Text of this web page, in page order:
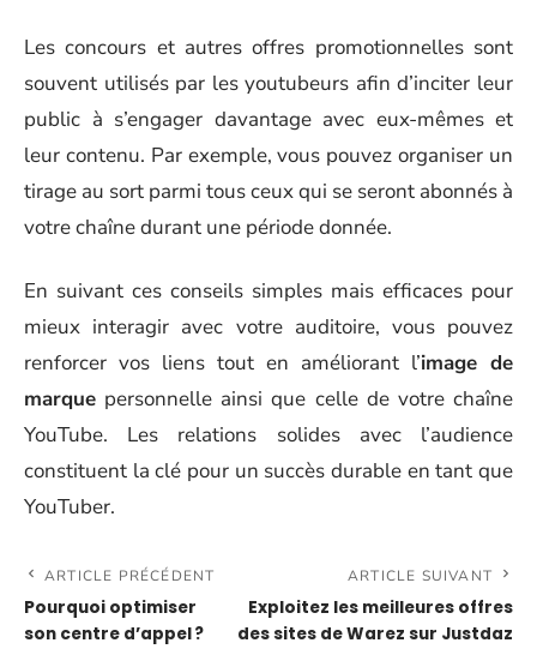
Les concours et autres offres promotionnelles sont
souvent utilisés par les youtubeurs afin d’inciter leur
public à s’engager davantage avec eux-mêmes et
leur contenu. Par exemple, vous pouvez organiser un
tirage au sort parmi tous ceux qui se seront abonnés à
votre chaîne durant une période donnée.
En suivant ces conseils simples mais efficaces pour
mieux interagir avec votre auditoire, vous pouvez
renforcer vos liens tout en améliorant l’image de
marque personnelle ainsi que celle de votre chaîne
YouTube. Les relations solides avec l’audience
constituent la clé pour un succès durable en tant que
YouTuber.
ARTICLE PRÉCÉDENT
Pourquoi optimiser
son centre d’appel ?
ARTICLE SUIVANT
Exploitez les meilleures offres
des sites de Warez sur Justdaz